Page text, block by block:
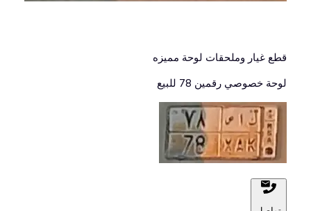
قطع غيار وملحقات لوحة مميزه
لوحة خصوصي رقمين 78 للبيع